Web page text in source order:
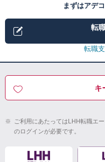
まずはアデ
転
転職
キ
※ ご利用にあたってはLHH転職エ
のログインが必要です。